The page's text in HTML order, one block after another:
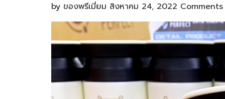
by ของพรีเมี่ยม สิงหาคม 24, 2022